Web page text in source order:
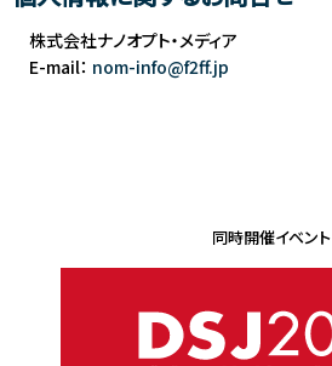
株式会社ナノオプト・メディア
E-mail： nom-info@f2ff.jp
同時開催イベント